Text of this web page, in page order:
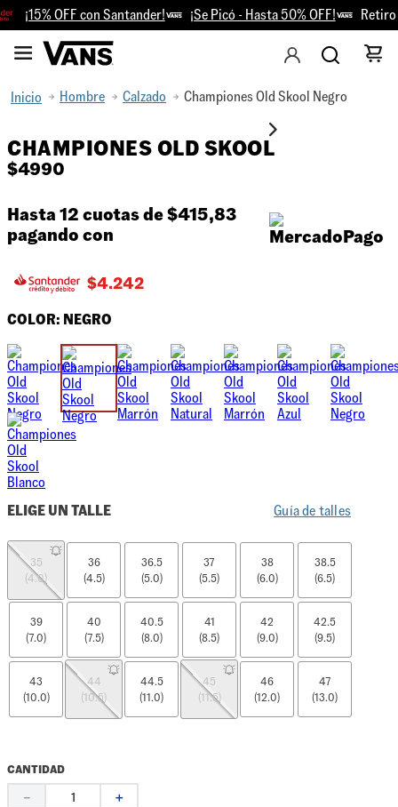
¡15% OFF con Santander! ¡Se Picó - Hasta 50% OFF! Retiro
Hombre Calzado Championes Old Skool Negro
CHAMPIONES OLD SKOOL
$4990
Hasta 12 cuotas de$415,83
pagando con
$4.242
COLOR: NEGRO
ELIGE UN TALLE Guía de talles
35
(4.0)
36
(4.5)
36.5
(5.0)
37
(5.5)
38
(6.0)
38.5
(6.5)
39
(7.0)
40
(7.5)
40.5
(8.0)
41
(8.5)
42
(9.0)
42.5
(9.5)
43
(10.0)
44
(10.5)
44.5
(11.0)
45
(11.5)
46
(12.0)
47
(13.0)
CANTIDAD
＋
－